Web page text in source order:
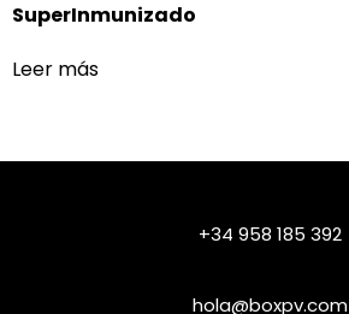
SuperInmunizado
Leer más
+34 958 185 392
hola@boxpv.com